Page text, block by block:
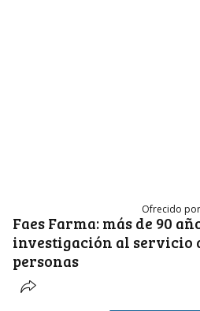
Ofrecido
Faes Farma: más de 90
investigación al servicio
personas